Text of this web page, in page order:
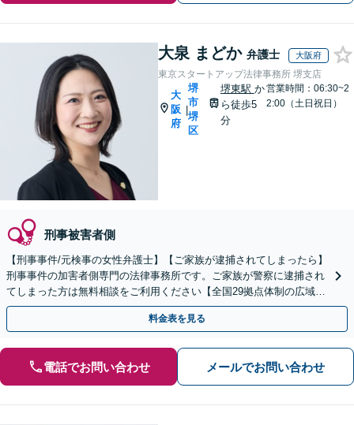
大泉 まどか 弁護士 大阪府
東京スタートアップ法律事務所 堺支店
大
阪
府
|
堺
市
堺
区
堺東駅 か
ら徒歩5
分
営業時間：06:30~2
2:00（土日祝日）
刑事被害者側
【刑事事件/元検事の女性弁護士】【ご家族が逮捕されてしまったら】
刑事事件の加害者側専門の法律事務所です。ご家族が警察に逮捕され
てしまった方は無料相談をご利用ください【全国29拠点体制の広域対
応】【弁護士待機中/当日中の電話相談可(予約制)】
料金表を見る
電話でお問い合わせ メールでお問い合わせ